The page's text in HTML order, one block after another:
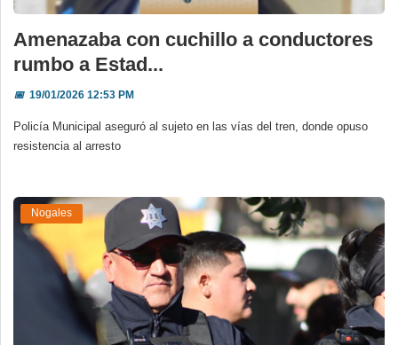
Amenazaba con cuchillo a conductores
rumbo a Estad...
📅19/01/2026 12:53 PM
Policía Municipal aseguró al sujeto en las vías del tren, donde opuso
resistencia al arresto
Nogales